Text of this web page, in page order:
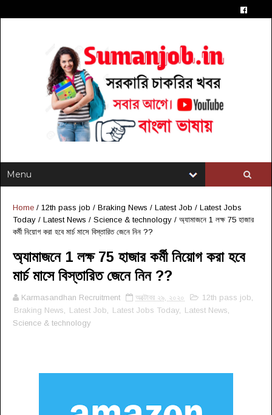
Home / 12th pass job / Braking News / Latest Job / Latest Jobs
Today / Latest News / Science & technology / অ্যামাজনে 1 লক্ষ 75 হাজার
কর্মী নিয়োগ করা হবে মার্চ মাসে বিস্তারিত জেনে নিন ??
অ্যামাজনে 1 লক্ষ 75 হাজার কর্মী নিয়োগ করা হবে
মার্চ মাসে বিস্তারিত জেনে নিন ??
Karmasandhan Recruitment অক্টোবর ২৯, ২০২০ 12th pass job
Braking News
Latest Job Latest Jobs Today Latest News
Science & technology